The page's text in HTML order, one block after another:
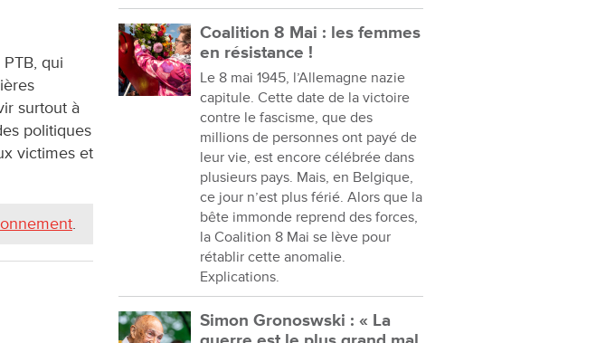
qui
surtout à
politiques
victimes et
.
Coalition 8 Mai : les femmes
en résistance !
Le 8 mai 1945, l’Allemagne nazie
capitule. Cette date de la victoire
contre le fascisme, que des
millions de personnes ont payé de
leur vie, est encore célébrée dans
plusieurs pays. Mais, en Belgique,
ce jour n’est plus férié. Alors que la
bête immonde reprend des forces,
la Coalition 8 Mai se lève pour
rétablir cette anomalie.
Explications.
Simon Gronoswski : « La